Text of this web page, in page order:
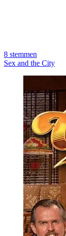
8 stemmen
Sex and the City